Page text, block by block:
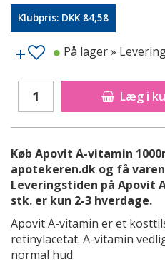
Klubpris: DKK 84,58
Læg i
På lager»
Køb Apovit A-vitamin
apotekeren.dk og få
Leveringstiden på Apovit
stk. er kun 2-3 hverdage.
Apovit A-vitamin er et
retinylacetat. A-vitamin
normal hud.